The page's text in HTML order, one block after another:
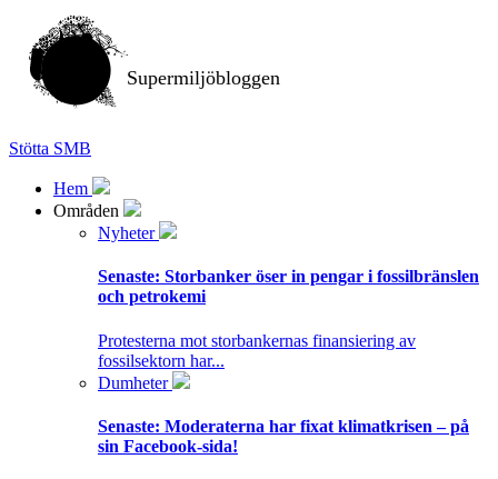
Supermiljöbloggen
Stötta SMB
Hem
Områden
Nyheter
Senaste: Storbanker öser in pengar i fossilbränslen
och petrokemi
Protesterna mot storbankernas finansiering av
fossilsektorn har...
Dumheter
Senaste: Moderaterna har fixat klimatkrisen – på
sin Facebook-sida!